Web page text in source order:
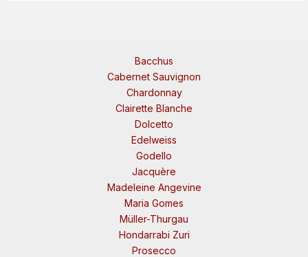
Bacchus
Cabernet Sauvignon
Chardonnay
Clairette Blanche
Dolcetto
Edelweiss
Godello
Jacquère
Madeleine Angevine
Maria Gomes
Müller-Thurgau
Hondarrabi Zuri
Prosecco